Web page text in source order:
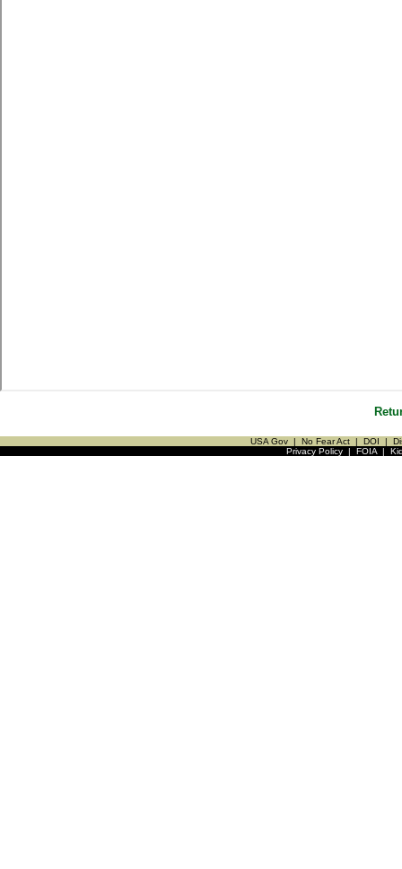
USA Gov | No Fear Act | DOI |
Privacy Policy| FOIA|